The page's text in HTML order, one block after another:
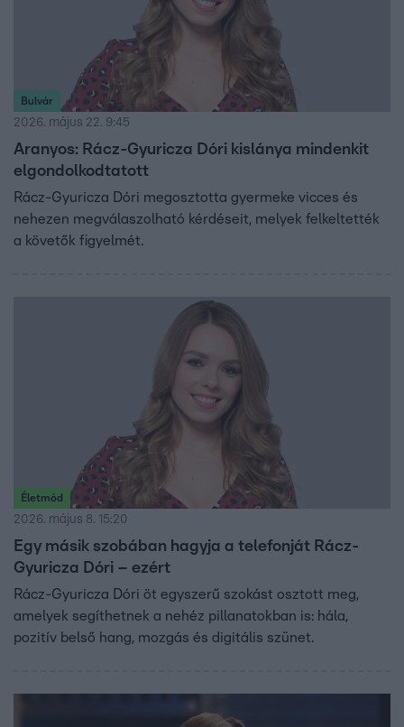
Bulvár
2026. május 22. 9:45
Aranyos: Rácz-Gyuricza Dóri kislánya mindenkit
elgondolkodtatott
Rácz-Gyuricza Dóri megosztotta gyermeke vicces és
nehezen megválaszolható kérdéseit, melyek felkeltették
a követők figyelmét.
Életmód
2026. május 8. 15:20
Egy másik szobában hagyja a telefonját Rácz-
Gyuricza Dóri – ezért
Rácz-Gyuricza Dóri öt egyszerű szokást osztott meg,
amelyek segíthetnek a nehéz pillanatokban is: hála,
pozitív belső hang, mozgás és digitális szünet.